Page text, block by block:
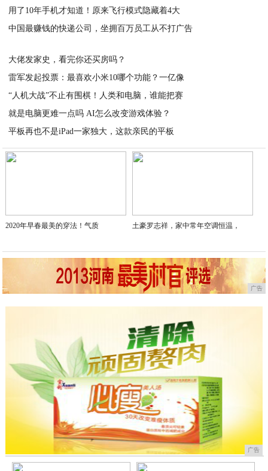
用了10年手机才知道！原来飞行模式隐藏着4大
中国最赚钱的快递公司，坐拥百万员工从不打广告
大佬发家史，看完你还买房吗？
雷军发起投票：最喜欢小米10哪个功能？一亿像
“人机大战”不止有围棋！人类和电脑，谁能把赛
就是电脑更难一点吗 AI怎么改变游戏体验？
平板再也不是iPad一家独大，这款亲民的平板
2020-04-02
2020年早春最美的穿法！气质 土豪罗志祥，家中常年空调恒温，
广告
广告